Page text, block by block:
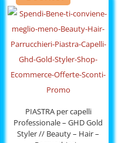
€259,00.€233,10.
PIASTRA per capelli
Professionale – GHD Gold
Styler // Beauty – Hair –